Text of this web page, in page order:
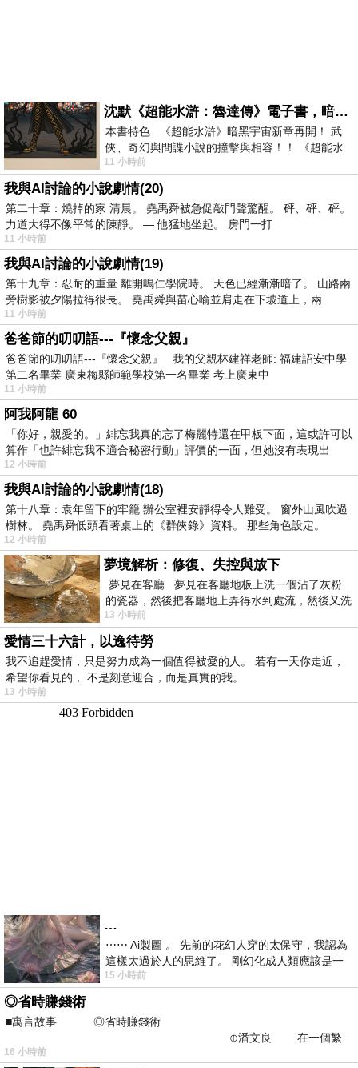
沈默《超能水滸：魯達傳》電子書，暗黑宇宙新章，一一五年八月璀璨上架！
本書特色 《超能水滸》暗黑宇宙新章再開！ 武
俠、奇幻與間諜小說的撞擊與相容！！ 《超能水
滸》系列第四部變幻登場
11 小時前
我與AI討論的小說劇情(20)
第二十章：燒掉的家 清晨。 堯禹舜被急促敲門聲驚醒。 砰、砰、砰。
力道大得不像平常的陳靜。 — 他猛地坐起。 房門一打
11 小時前
我與AI討論的小說劇情(19)
第十九章：忍耐的重量 離開鳴仁學院時。 天色已經漸漸暗了。 山路兩
旁樹影被夕陽拉得很長。 堯禹舜與苗心喻並肩走在下坡道上，兩
11 小時前
爸爸節的叨叨語---『懷念父親』
爸爸節的叨叨語---『懷念父親』 我的父親林建祥老師: 福建詔安中學
第二名畢業 廣東梅縣師範學校第一名畢業 考上廣東中
11 小時前
阿我阿龍 60
「你好，親愛的。」緋忘我真的忘了梅麗特還在甲板下面，這或許可以
算作「也許緋忘我不適合秘密行動」評價的一面，但她沒有表現出
12 小時前
我與AI討論的小說劇情(18)
第十八章：袁年留下的牢籠 辦公室裡安靜得令人難受。 窗外山風吹過
樹林。 堯禹舜低頭看著桌上的《群俠錄》資料。 那些角色設定。
12 小時前
夢境解析：修復、失控與放下
夢見在客廳 夢見在客廳地板上洗一個沾了灰粉
的瓷器，然後把客廳地上弄得水到處流，然後又洗
一頂棒球潮帽，後來發現帽
13 小時前
愛情三十六計，以逸待勞
我不追趕愛情，只是努力成為一個值得被愛的人。 若有一天你走近，
希望你看見的， 不是刻意迎合，而是真實的我。
13 小時前
…
⋯⋯ Ai製圖 。 先前的花幻人穿的太保守，我認為
這樣太過於人的思維了。 剛幻化成人類應該是一
絲不掛吧？ 當然這樣是創不出
15 小時前
◎省時賺錢術
■寓言故事 ◎省時賺錢術
⊕潘文良 在一個繁
華的商業街上，有兩家傳統
16 小時前